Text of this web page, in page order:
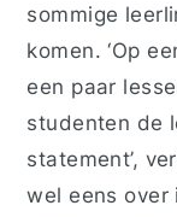
sommige
komen. ‘Op
een paar
studenten de
statement’,
wel eens over